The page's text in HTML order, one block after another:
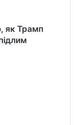
як Трамп